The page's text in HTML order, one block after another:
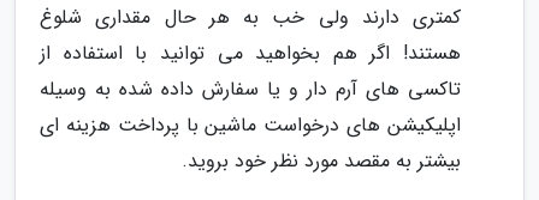
کمتری دارند ولی خب به هر حال مقداری شلوغ
هستند! اگر هم بخواهید می توانید با استفاده از
تاکسی های آرم دار و یا سفارش داده شده به وسیله
اپلیکیشن های درخواست ماشین با پرداخت هزینه ای
بیشتر به مقصد مورد نظر خود بروید.